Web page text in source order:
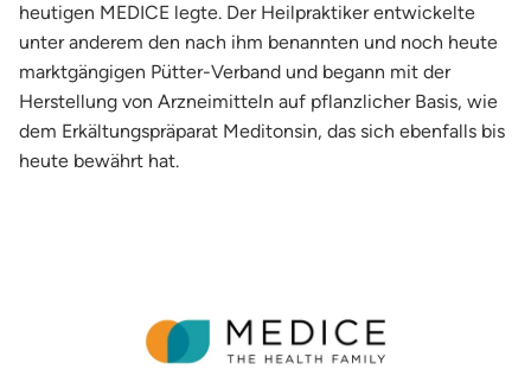
heutigen MEDICE legte. Der Heilpraktiker entwickelte
unter anderem den nach ihm benannten und noch heute
marktgängigen Pütter-Verband und begann mit der
Herstellung von Arzneimitteln auf pflanzlicher Basis, wie
dem Erkältungspräparat Meditonsin, das sich ebenfalls bis
heute bewährt hat.